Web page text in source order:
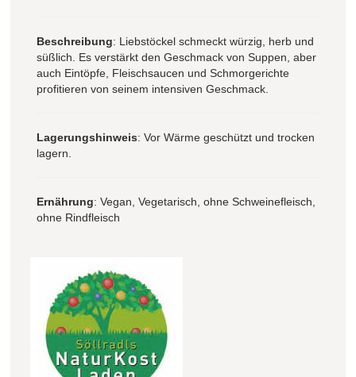
Beschreibung: Liebstöckel schmeckt würzig, herb und
süßlich. Es verstärkt den Geschmack von Suppen, aber
auch Eintöpfe, Fleischsaucen und Schmorgerichte
profitieren von seinem intensiven Geschmack.
Lagerungshinweis: Vor Wärme geschützt und trocken
lagern.
Ernährung: Vegan, Vegetarisch, ohne Schweinefleisch,
ohne Rindfleisch